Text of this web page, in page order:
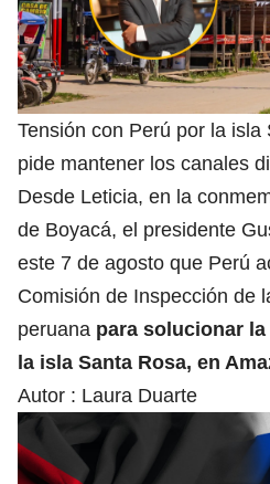
Tensión con Perú por la
pide mantener los canales
Desde Leticia, en la
de Boyacá, el presidente
este 7 de agosto que Perú
Comisión de Inspección de
peruana para solucionar
la isla Santa Rosa, en
Autor : Laura Duarte